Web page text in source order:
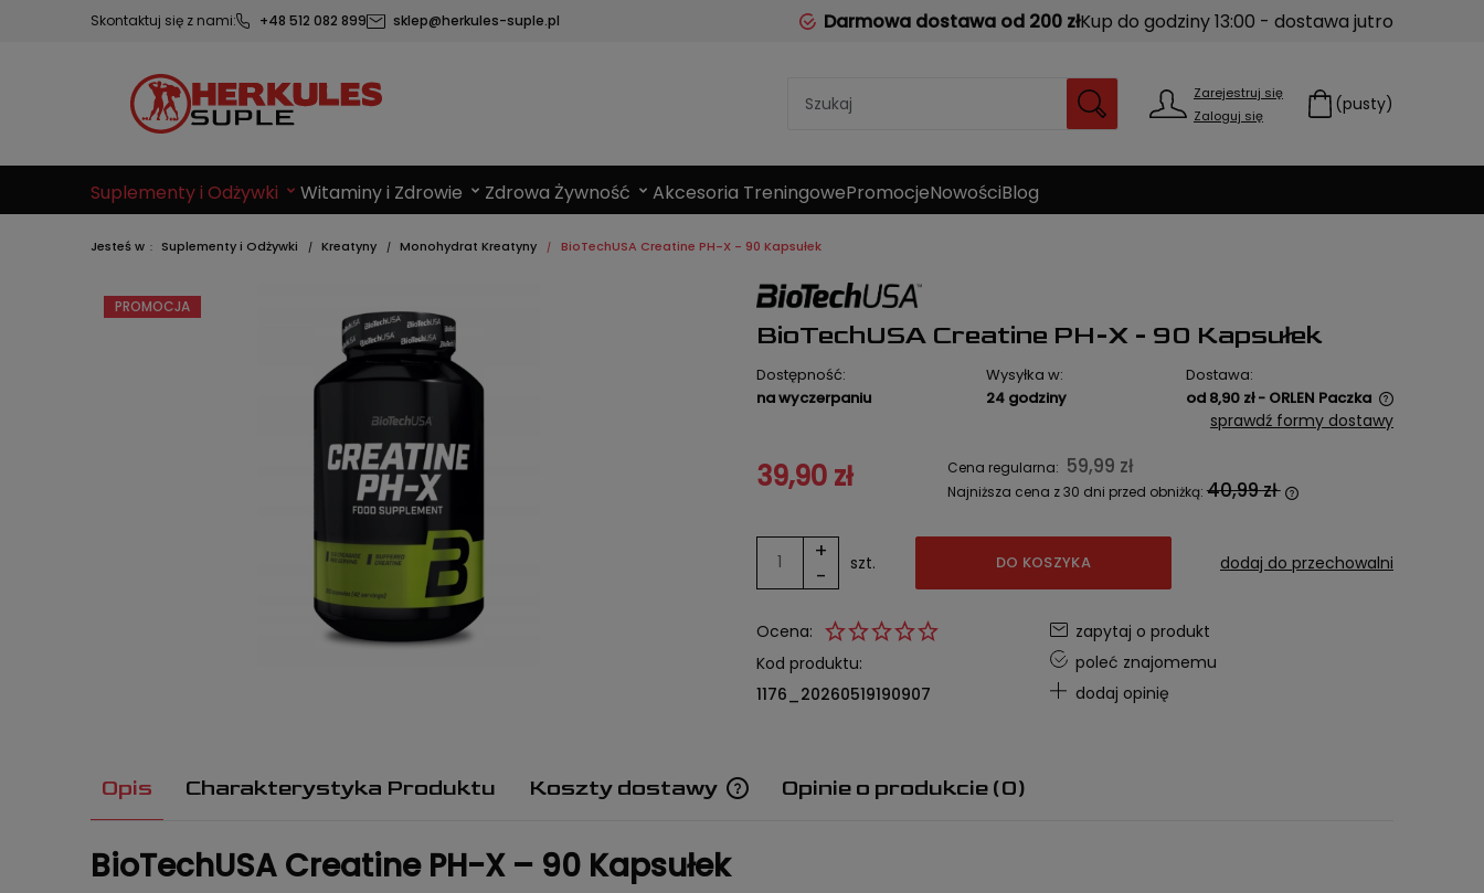
Skontaktuj się z nami: +48 512 082 899 sklep@herkules-suple.pl Darmowa dostawa od 200 złKup do godziny 13:00 - dostawa jutro
(pusty)
Zarejestruj się
Zaloguj się
Suplementy i Odżywki Witaminy i Zdrowie Zdrowa Żywność Akcesoria TreningowePromocjeNowościBlog
Jesteś w Suplementy i Odżywki Kreatyny Monohydrat Kreatyny BioTechUSA Creatine PH-X - 90 Kapsułek
PROMOCJA
BioTechUSA Creatine PH-X - 90 Kapsułek
Dostępność:
na wyczerpaniu
Wysyłka w:
24 godziny
Dostawa:
od 8,90 zł - ORLEN Paczka
kosztów płatności
sprawdź formy dostawy
39,90 zł Cena regularna: 59,99 zł
Najniższa cena z 30 dni przed obniżką:40,99 zł
Jeżeli produkt jest sprzedawany krócej
niż 30 dni, wyświetlana jest najniższa
cena od momentu, kiedy produkt
-
+ szt. DO KOSZYKA dodaj do przechowalni
Ocena:
Kod produktu:
1176_20260519190907
zapytaj o produkt
poleć znajomemu
dodaj opinię
Opis Charakterystyka Produktu Koszty dostawy Opinie o produkcie (0)
BioTechUSA Creatine PH-X – 90 Kapsułek